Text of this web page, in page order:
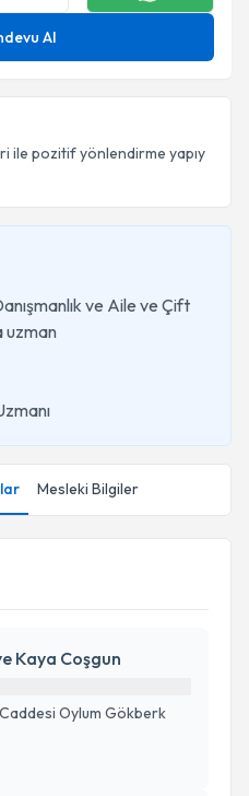
Al
ile pozitif yönlendirme yapıy
ve Aile ve Çift
uzman
Mesleki Bilgiler
Kaya Coşgun
Oylum Gökberk